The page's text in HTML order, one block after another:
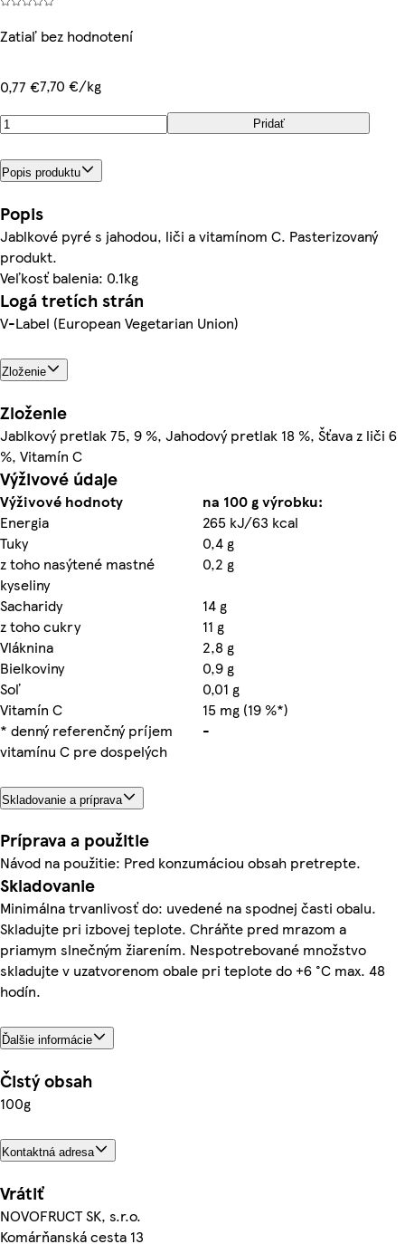
Zatiaľ bez hodnotení
0,77 €7,70 €/kg
Pridať
Popis produktu
Popis
Jablkové pyré s jahodou, liči a vitamínom C. Pasterizovaný
produkt.
Veľkosť balenia: 0.1kg
Logá tretích strán
V-Label (European Vegetarian Union)
Zloženie
Zloženie
Jablkový pretlak 75, 9 %, Jahodový pretlak 18 %, Šťava z liči 6
%, Vitamín C
Výživové údaje
Výživové hodnoty
na 100 g výrobku:
Energia
265 kJ/63 kcal
Tuky
0,4 g
z toho nasýtené mastné
kyseliny
0,2 g
Sacharidy
14 g
z toho cukry
11 g
Vláknina
2,8 g
Bielkoviny
0,9 g
Soľ
0,01 g
Vitamín C
15 mg (19 %*)
* denný referenčný príjem
vitamínu C pre dospelých
-
Skladovanie a príprava
Príprava a použitie
Návod na použitie: Pred konzumáciou obsah pretrepte.
Skladovanie
Minimálna trvanlivosť do: uvedené na spodnej časti obalu.
Skladujte pri izbovej teplote. Chráňte pred mrazom a
priamym slnečným žiarením. Nespotrebované množstvo
skladujte v uzatvorenom obale pri teplote do +6 °C max. 48
hodín.
Ďalšie informácie
Čistý obsah
100g
Kontaktná adresa
Vrátiť
NOVOFRUCT SK, s.r.o.
Komárňanská cesta 13